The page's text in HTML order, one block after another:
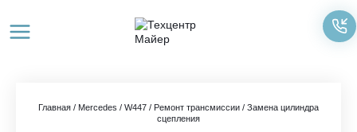
содержимому
Главная / Mercedes / W447 / Ремонт трансмиссии / Замена цилиндра
сцепления